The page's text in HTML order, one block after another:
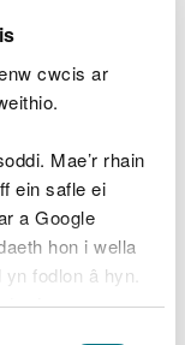
cwcis ar
Mae’r rhain
ein safle ei
a Google
hon i wella
fodlon â hyn.
dewis.
prosiect hwn
a
Tîm Pobl a
ran CNC:
o’r
hwn o waith
yn